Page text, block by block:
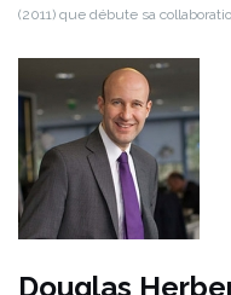
(2011) que débute sa
Douglas